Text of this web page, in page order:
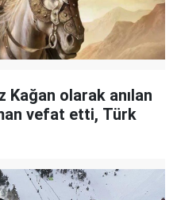
Kağan olarak anılan
vefat etti, Türk